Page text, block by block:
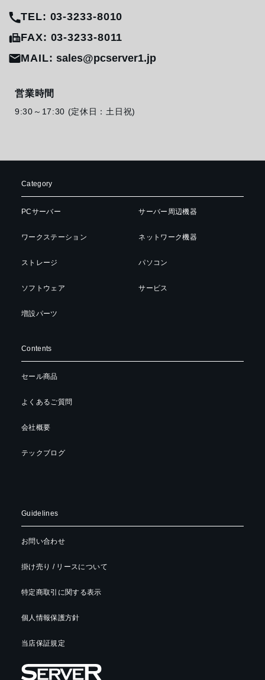
TEL: 03-3233-8010
FAX: 03-3233-8011
MAIL:sales@pcserver1.jp
営業時間
9:30～17:30 (定休日：土日祝)
Category
PCサーバー
ワークステーション
ストレージ
ソフトウェア
増設パーツ
サーバー周辺機器
ネットワーク機器
パソコン
サービス
Contents
セール商品
よくあるご質問
会社概要
テックブログ
Guidelines
お問い合わせ
掛け売り / リースについて
特定商取引に関する表示
個人情報保護方針
当店保証規定